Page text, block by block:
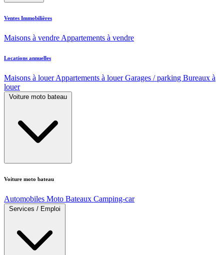
Ventes Immobilières
Maisons à vendre Appartements à vendre
Locations annuelles
Maisons à louerAppartements à louerGarages / parking Bureaux à
louer
Voiture moto bateau
Voiture moto bateau
Automobiles Moto Bateaux Camping-car
Services / Emploi